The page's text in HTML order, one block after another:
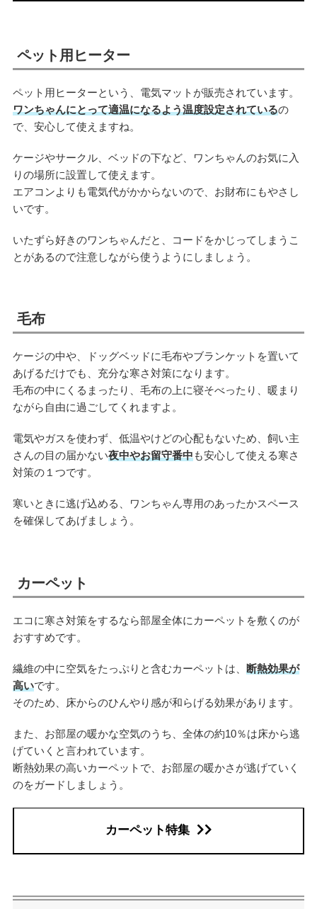
ペット用ヒーター
ペット用ヒーターという、電気マットが販売されています。
ワンちゃんにとって適温になるよう温度設定されているの
で、安心して使えますね。
ケージやサークル、ベッドの下など、ワンちゃんのお気に入
りの場所に設置して使えます。
エアコンよりも電気代がかからないので、お財布にもやさし
いです。
いたずら好きのワンちゃんだと、コードをかじってしまうこ
とがあるので注意しながら使うようにしましょう。
毛布
ケージの中や、ドッグベッドに毛布やブランケットを置いて
あげるだけでも、充分な寒さ対策になります。
毛布の中にくるまったり、毛布の上に寝そべったり、暖まり
ながら自由に過ごしてくれますよ。
電気やガスを使わず、低温やけどの心配もないため、飼い主
さんの目の届かない夜中やお留守番中も安心して使える寒さ
対策の１つです。
寒いときに逃げ込める、ワンちゃん専用のあったかスペース
を確保してあげましょう。
カーペット
エコに寒さ対策をするなら部屋全体にカーペットを敷くのが
おすすめです。
繊維の中に空気をたっぷりと含むカーペットは、 断熱効果が
高いです。
そのため、床からのひんやり感が和らげる効果があります。
また、お部屋の暖かな空気のうち、全体の約10％は床から逃
げていくと言われています。
断熱効果の高いカーペットで、お部屋の暖かさが逃げていく
のをガードしましょう。
カーペット特集